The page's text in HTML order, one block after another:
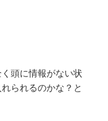
頭に情報がない状
られるのかな？と